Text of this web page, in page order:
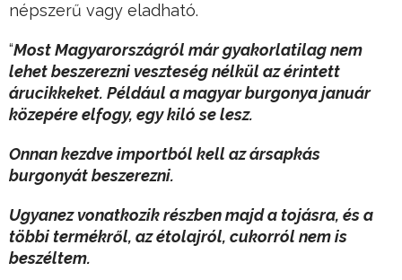
népszerű vagy eladható.
“Most Magyarországról már gyakorlatilag nem
lehet beszerezni veszteség nélkül az érintett
árucikkeket. Például a magyar burgonya január
közepére elfogy, egy kiló se lesz.
Onnan kezdve importból kell az ársapkás
burgonyát beszerezni.
Ugyanez vonatkozik részben majd a tojásra, és a
többi termékről, az étolajról, cukorról nem is
beszéltem.